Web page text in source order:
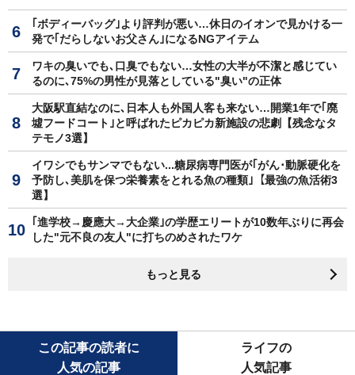
｢ボディーバッグ｣より評判が悪い…休日のイオンで見かける一
発で｢だらしないお父さん｣になるNGアイテム
ワキの臭いでも､口臭でもない…女性の大半が不潔と感じてい
るのに､75%の男性が見落としている"臭い"の正体
大阪駅直結なのに､日本人も外国人客も来ない…開業1年で｢廃
墟フードコート｣と呼ばれたピカピカ新施設の悲劇【残念なタ
テモノ3選】
イワシでもサンマでもない...糖尿病専門医が｢がん･動脈硬化を
予防し､美肌を保つ栄養素をとれる魚の種類｣【最強の魚活術3
選】
｢進学校→慶應大→大企業｣の学歴エリートが10数年ぶりに再会
した"元不良の友人"に打ちのめされたワケ
もっと見る
この記事の読者に
人気の記事
ライフの
人気記事